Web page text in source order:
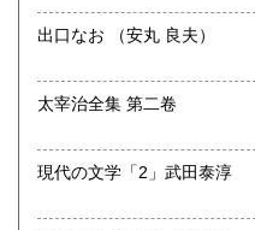
書籍の買取について
取り扱い分野
総記、哲学宗教、歴史、社
語国文、外国文学、古典籍
カルチャー、古書一般（その
出口なお （安丸 良夫）
太宰治全集 第二卷
現代の文学「2」武田泰淳